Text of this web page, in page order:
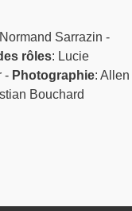
Sarrazin -
rôles: Lucie
- Photographie: Allen
Bouchard